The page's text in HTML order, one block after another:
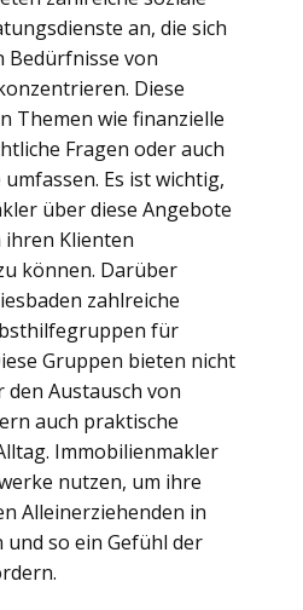
an, die sich
Bedürfnisse von
Diese
Themen wie finanzielle
Fragen oder auch
Es ist wichtig,
über diese Angebote
Klienten
können. Darüber
zahlreiche
für
Gruppen bieten nicht
Austausch von
auch praktische
Immobilienmakler
nutzen, um ihre
Alleinerziehenden in
so ein Gefühl der